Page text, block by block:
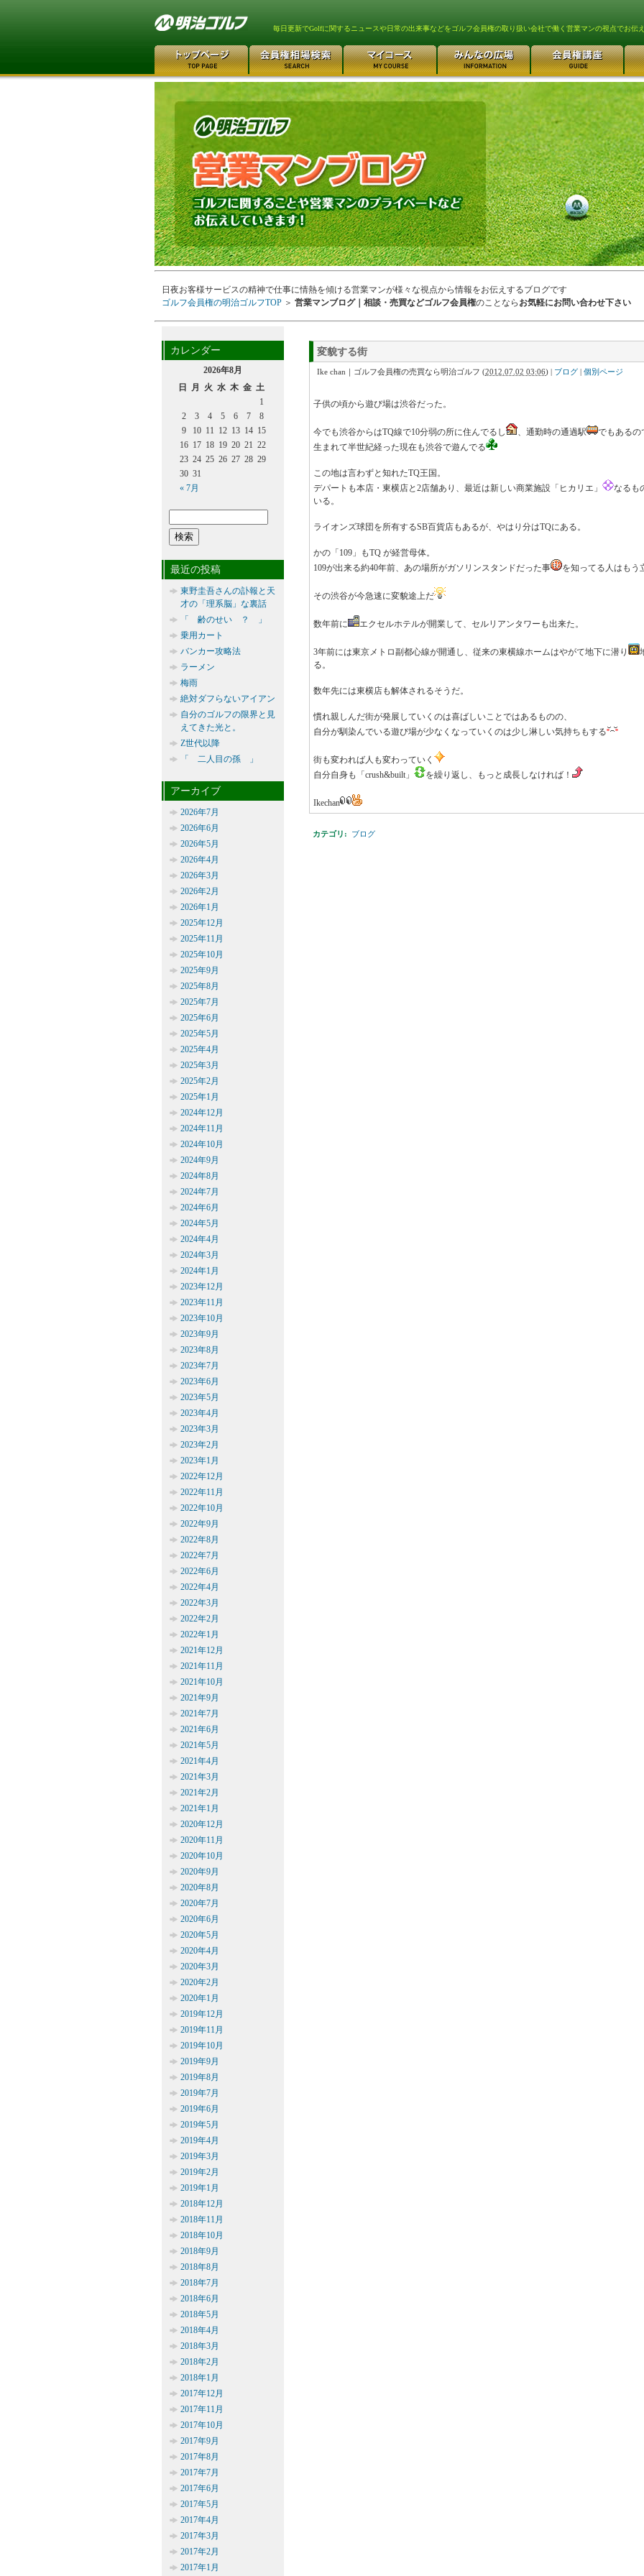
毎日更新でGolfに関するニュースや日常の出来事などをゴルフ会員権の取り扱い会社で働く営業マンの視点でお伝
日夜お客様サービスの精神で仕事に情熱を傾ける営業マンが様々な視点から情報をお伝えするブログです
ゴルフ会員権の明治ゴルフTOP ＞ 営業マンブログ｜相談・売買などゴルフ会員権のことなら お気軽にお問い合わせ下さい
変貌する街
Ike chan｜ゴルフ会員権の売買なら明治ゴルフ (2012.07.02 03:06) | ブログ | 個別ページ
子供の頃から遊び場は渋谷だった。
今でも渋谷からはTQ線で10分弱の所に住んでるし 、通勤時の通過駅
でもあるの
生まれて半世紀経った現在も渋谷で遊んでる
この地は言わずと知れたTQ王国。
デパートも本店・東横店と2店舗あり、最近は新しい商業施設「ヒカリエ」
なるも
いる。
ライオンズ球団を所有するSB百貨店もあるが、やはり分はTQにある。
かの「109」もTQ が経営母体。
109が出来る約40年前、あの場所がガソリンスタンドだった事
を知ってる人はもう
その渋谷が今急速に変貌途上だ
数年前に エクセルホテルが開業して、セルリアンタワーも出来た。
3年前には東京メトロ副都心線が開通し、従来の東横線ホームはやがて地下に潜り
る。
数年先には東横店も解体されるそうだ。
慣れ親しんだ街が発展していくのは喜ばしいことではあるものの、
自分が馴染んでいる遊び場が少なくなっていくのは少し淋しい気持ちもする
街も変われば人も変わっていく
自分自身も「crush&built」
を繰り返し、もっと成長しなければ！
Ikechan
カテゴリ : ブログ
カレンダー
2026年8月
日
月 火 水 木 金 土
« 7月
1
2
3 4 5 6 7
8
9
10 11 12 13 14 15
16 17 18 19 20 21 22
23 24 25 26 27 28 29
30 31
最近の投稿
東野圭吾さんの訃報と天
才の「理系脳」な裏話
「 齢のせい ？ 」
乗用カート
バンカー攻略法
ラーメン
梅雨
絶対ダフらないアイアン
自分のゴルフの限界と見
えてきた光と。
Z世代以降
「 二人目の孫 」
アーカイブ
2026年7月
2026年6月
2026年5月
2026年4月
2026年3月
2026年2月
2026年1月
2025年12月
2025年11月
2025年10月
2025年9月
2025年8月
2025年7月
2025年6月
2025年5月
2025年4月
2025年3月
2025年2月
2025年1月
2024年12月
2024年11月
2024年10月
2024年9月
2024年8月
2024年7月
2024年6月
2024年5月
2024年4月
2024年3月
2024年1月
2023年12月
2023年11月
2023年10月
2023年9月
2023年8月
2023年7月
2023年6月
2023年5月
2023年4月
2023年3月
2023年2月
2023年1月
2022年12月
2022年11月
2022年10月
2022年9月
2022年8月
2022年7月
2022年6月
2022年4月
2022年3月
2022年2月
2022年1月
2021年12月
2021年11月
2021年10月
2021年9月
2021年7月
2021年6月
2021年5月
2021年4月
2021年3月
2021年2月
2021年1月
2020年12月
2020年11月
2020年10月
2020年9月
2020年8月
2020年7月
2020年6月
2020年5月
2020年4月
2020年3月
2020年2月
2020年1月
2019年12月
2019年11月
2019年10月
2019年9月
2019年8月
2019年7月
2019年6月
2019年5月
2019年4月
2019年3月
2019年2月
2019年1月
2018年12月
2018年11月
2018年10月
2018年9月
2018年8月
2018年7月
2018年6月
2018年5月
2018年4月
2018年3月
2018年2月
2018年1月
2017年12月
2017年11月
2017年10月
2017年9月
2017年8月
2017年7月
2017年6月
2017年5月
2017年4月
2017年3月
2017年2月
2017年1月